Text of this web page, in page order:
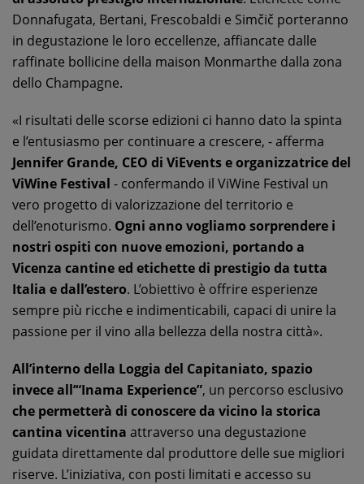
Donnafugata, Bertani, Frescobaldi e Simčič porteranno
in degustazione le loro eccellenze, affiancate dalle
raffinate bollicine della maison Monmarthe dalla zona
dello Champagne.
«I risultati delle scorse edizioni ci hanno dato la spinta
e l’entusiasmo per continuare a crescere, - afferma
Jennifer Grande, CEO di ViEvents e organizzatrice del
ViWine Festival - confermando il ViWine Festival un
vero progetto di valorizzazione del territorio e
dell’enoturismo. Ogni anno vogliamo sorprendere i
nostri ospiti con nuove emozioni, portando a
Vicenza cantine ed etichette di prestigio da tutta
Italia e dall’estero. L’obiettivo è offrire esperienze
sempre più ricche e indimenticabili, capaci di unire la
passione per il vino alla bellezza della nostra città».
All’interno della Loggia del Capitaniato, spazio
invece all’“Inama Experience”, un percorso esclusivo
che permetterà di conoscere da vicino la storica
cantina vicentina attraverso una degustazione
guidata direttamente dal produttore delle sue migliori
riserve. L’iniziativa, con posti limitati e accesso su